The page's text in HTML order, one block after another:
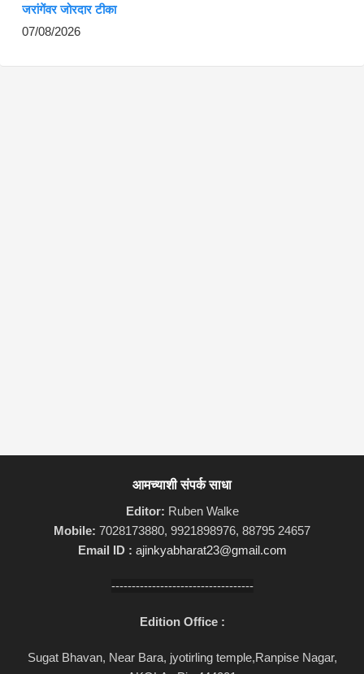
जरांगेंवर जोरदार टीका
07/08/2026
आमच्याशी संपर्क साधा
Editor: Ruben Walke
Mobile: 7028173880, 9921898976, 88795 24657
Email ID : ajinkyabharat23@gmail.com
-----------------------------------
Edition Office :
Sugat Bhavan, Near Bara, jyotirling temple,Ranpise Nagar,